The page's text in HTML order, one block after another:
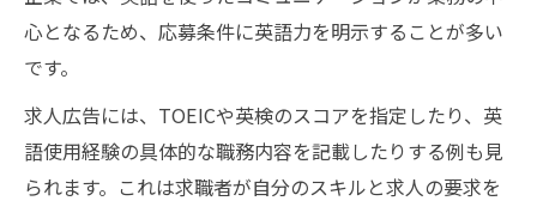
求人広告を活用したステップアップの秘訣
心となるため、応募条件に英語力を明示することが多い
です。
求人広告には、TOEICや英検のスコアを指定したり、英
語使用経験の具体的な職務内容を記載したりする例も見
られます。これは求職者が自分のスキルと求人の要求を